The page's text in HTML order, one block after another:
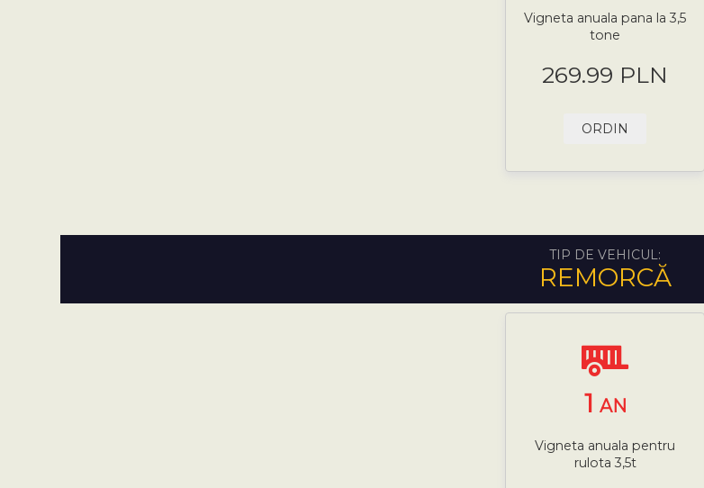
Vigneta anuala pana la 3,5
tone
269.99 PLN
ORDIN
TIP DE VEHICUL:
REMORCĂ
1 AN
Vigneta anuala pentru
rulota 3,5t